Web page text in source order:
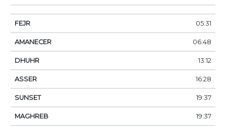
05:31
06:48
13:12
16:28
19:37
19:37